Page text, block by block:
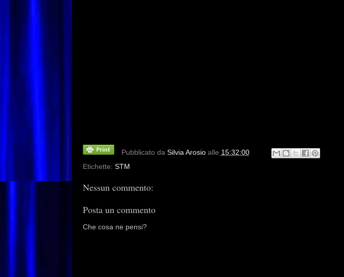
Pubblicato da Silvia Arosio alle 15:32:00
Etichette: STM
Nessun commento:
Posta un commento
Che cosa ne pensi?